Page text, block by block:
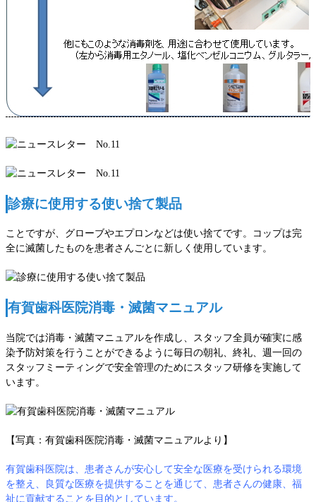
診療に使用する使い捨て製品
ことですが、グローブやエプロンなどは使い捨てです。コップは完
全に滅菌したものを患者さんごとに新しく使用しています。
有賀歯科医院消毒・滅菌マニュアル
当院では消毒・滅菌マニュアルを作成し、スタッフ全員が確実に感
染予防対策を行うことができるように毎日の朝礼、終礼、週一回の
スタッフミーティングで安全管理のためにスタッフ研修を実施して
います。
【写真：有賀歯科医院消毒・滅菌マニュアルより】
有賀歯科医院は、患者さんが安心して安全な医療を受けられる環境
を整え、良質な医療を提供することを通じて、患者さんの健康、福
祉に貢献することを目的としています。